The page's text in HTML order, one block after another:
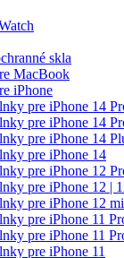
skla
MacBook
iPhone
pre iPhone 14
pre iPhone 14
pre iPhone 14
pre iPhone 14
pre iPhone 12
pre iPhone 12 |
pre iPhone 12
pre iPhone 11
pre iPhone 11
pre iPhone 11